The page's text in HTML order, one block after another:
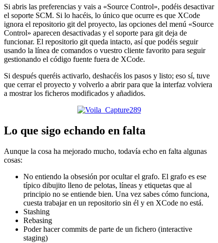
Si abris las preferencias y vais a «Source Control», podéis desactivar
el soporte SCM. Si lo hacéis, lo único que ocurre es que XCode
ignora el repositorio git del proyecto, las opciones del menú «Source
Control» aparecen desactivadas y el soporte para git deja de
funcionar. El repositorio git queda intacto, así que podéis seguir
usando la línea de comandos o vuestro cliente favorito para seguir
gestionando el código fuente fuera de XCode.
Si después queréis activarlo, deshacéis los pasos y listo; eso sí, tuve
que cerrar el proyecto y volverlo a abrir para que la interfaz volviera
a mostrar los ficheros modificados y añadidos.
Lo que sigo echando en falta
Aunque la cosa ha mejorado mucho, todavía echo en falta algunas
cosas:
No entiendo la obsesión por ocultar el grafo. El grafo es ese
típico dibujito lleno de pelotas, líneas y etiquetas que al
principio no se entiende bien. Una vez sabes cómo funciona,
cuesta trabajar en un repositorio sin él y en XCode no está.
Stashing
Rebasing
Poder hacer commits de parte de un fichero (interactive
staging)